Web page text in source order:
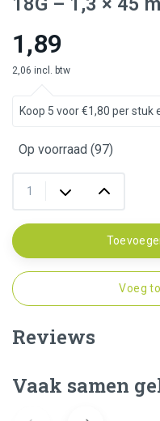
1,89
2,06 incl. btw
Koop 5 voor €1,80 per stuk
Op voorraad (97)
Voeg
Reviews
Vaak samen